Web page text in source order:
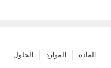
المادة الموارد الحلول